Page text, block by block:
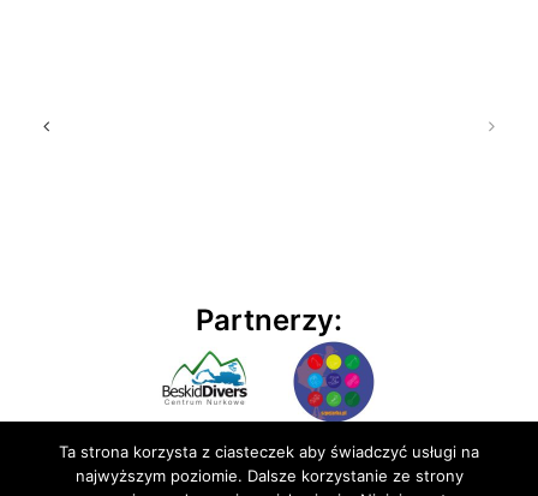
Partnerzy:
Ta strona korzysta z ciasteczek aby świadczyć usługi na
najwyższym poziomie. Dalsze korzystanie ze strony